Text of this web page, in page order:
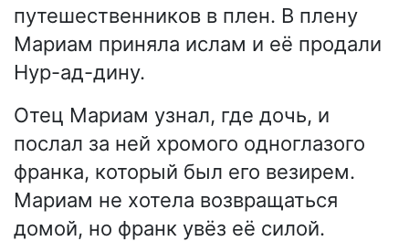
путешественников в плен. В плену
Мариам приняла ислам и её продали
Нур-ад-дину.
Отец Мариам узнал, где дочь, и
послал за ней хромого одноглазого
франка, который был его везирем.
Мариам не хотела возвращаться
домой, но франк увёз её силой.